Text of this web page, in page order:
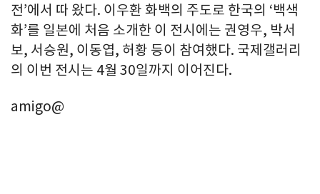
전’에서 따 왔다. 이우환 화백의 주도로 한국의 ‘백색
화’를 일본에 처음 소개한 이 전시에는 권영우, 박서
보, 서승원, 이동엽, 허황 등이 참여했다. 국제갤러리
의 이번 전시는 4월 30일까지 이어진다.
amigo@